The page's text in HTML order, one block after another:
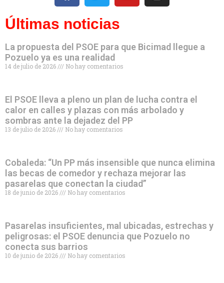
Últimas noticias
La propuesta del PSOE para que Bicimad llegue a
Pozuelo ya es una realidad
14 de julio de 2026 No hay comentarios
El PSOE lleva a pleno un plan de lucha contra el
calor en calles y plazas con más arbolado y
sombras ante la dejadez del PP
13 de julio de 2026 No hay comentarios
Cobaleda: “Un PP más insensible que nunca elimina
las becas de comedor y rechaza mejorar las
pasarelas que conectan la ciudad”
18 de junio de 2026 No hay comentarios
Pasarelas insuficientes, mal ubicadas, estrechas y
peligrosas: el PSOE denuncia que Pozuelo no
conecta sus barrios
10 de junio de 2026 No hay comentarios